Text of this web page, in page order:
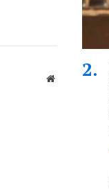
Website